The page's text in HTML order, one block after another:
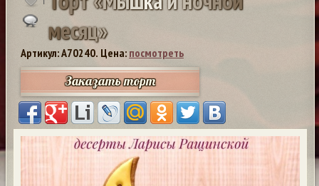
месяц»
Артикул: A70240. Цена: посмотреть
Заказать торт